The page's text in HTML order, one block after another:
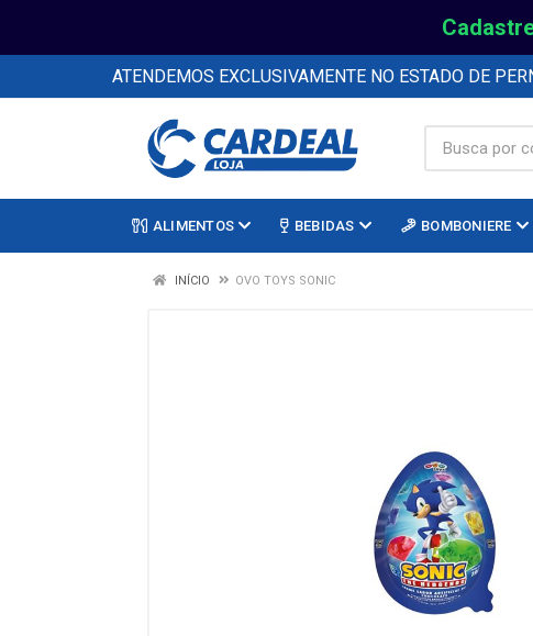
ATENDEMOS EXCLUSIVAMENTE NO ESTADO DE
ALIMENTOS BEBIDAS BOMBONIERE
INÍCIO OVO TOYS SONIC